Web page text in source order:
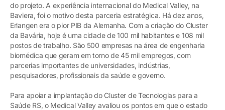
do projeto. A experiência internacional do Medical Valley, na
Baviera, foi o motivo desta parceria estratégica. Há dez anos,
Erlangen era o pior PIB da Alemanha. Com a criação do Cluster
da Bavária, hoje é uma cidade de 100 mil habitantes e 108 mil
postos de trabalho. São 500 empresas na área de engenharia
biomédica que geram em torno de 45 mil empregos, com
parcerias importantes de universidades, indústrias,
pesquisadores, profissionais da saúde e governo.
Para apoiar a implantação do Cluster de Tecnologias para a
Saúde RS, o Medical Valley avaliou os pontos em que o estado